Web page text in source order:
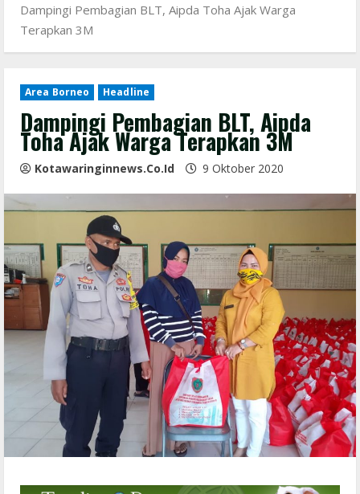
Dampingi Pembagian BLT, Aipda Toha Ajak Warga
Terapkan 3M
Area Borneo Headline
Dampingi Pembagian BLT, Aipda
Toha Ajak Warga Terapkan 3M
Kotawaringinnews.co.id 9 Oktober 2020